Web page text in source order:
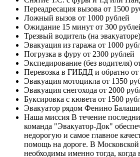
Переадресация вызова от 1500
Ложный вызов от 1000 рублей
Ожидание 15 минут от 300
Трезвый водитель (на эвакуаторе)
Эвакуация из гаража от 1000
Погрузка в фуру от 2300 рублей
Экспедирование (без водителя)
Перевозка в ГИБДД и обратно
Эвакуация мотоцикла от 1350
Эвакуация снегохода от 2000
Буксировка с кювета от 1500
Эвакуатор рядом Фенино
Наша миссия В течение
команда "Эвакуатор-Док"
недорогую и самое главное
помощь на дороге. В
необходимы именно тогда,